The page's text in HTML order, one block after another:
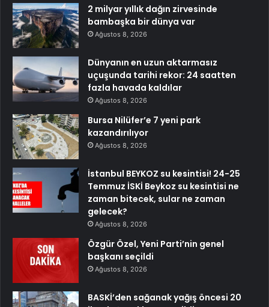
2 milyar yıllık dağın zirvesinde
bambaşka bir dünya var
Ağustos 8, 2026
Dünyanın en uzun aktarmasız
uçuşunda tarihi rekor: 24 saatten
fazla havada kaldılar
Ağustos 8, 2026
Bursa Nilüfer’e 7 yeni park
kazandırılıyor
Ağustos 8, 2026
İstanbul BEYKOZ su kesintisi! 24-25
Temmuz İSKİ Beykoz su kesintisi ne
zaman bitecek, sular ne zaman
gelecek?
Ağustos 8, 2026
Özgür Özel, Yeni Parti’nin genel
başkanı seçildi
Ağustos 8, 2026
BASKİ’den sağanak yağış öncesi 20